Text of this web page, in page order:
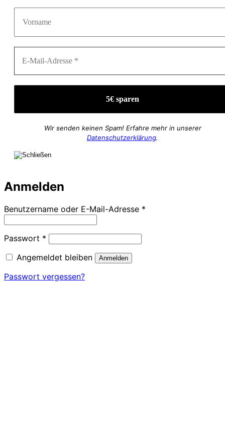
Wir senden keinen Spam! Erfahre mehr in unserer
Datenschutzerklärung.
Anmelden
Benutzername oder E-Mail-Adresse *
Passwort * Erforderlich
Angemeldet bleiben
Anmelden
Passwort vergessen?